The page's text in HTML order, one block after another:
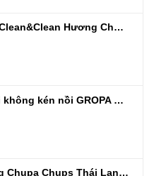
Nước rửa chén Clean&Clean Hương Chanh Can 5L
Bếp hồng ngoại không kén nồi GROPA G1-608
Sáp thơm phòng Chupa Chups Thái Lan 230g